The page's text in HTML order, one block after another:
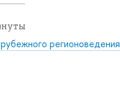
регионоведения